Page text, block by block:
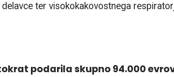
ter visokokakovostnega
podarila skupno 94.000